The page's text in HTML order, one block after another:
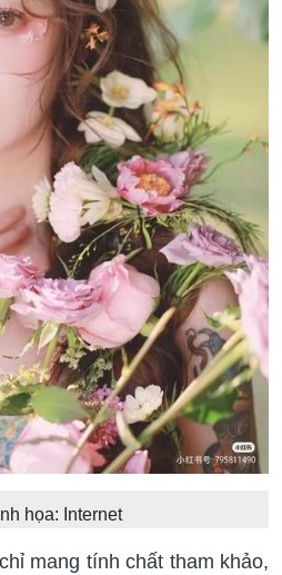
họa: Internet
mang tính chất tham khảo,